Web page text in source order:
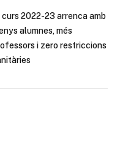
curs 2022-23 arrenca amb
alumnes, més
i zero restriccions